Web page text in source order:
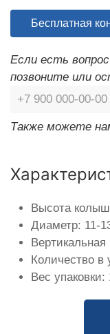
Бесплатная
Если есть
позвоните или
Также можете
Высота
Диаметр: 11-
Вертикальная
Количество в
Вес упаковки: